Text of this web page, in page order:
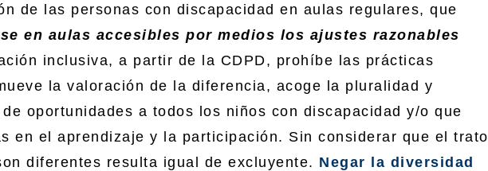
de las personas con discapacidad en aulas regulares, que
en aulas accesibles por medios los ajustes razonables
inclusiva, a partir de la CDPD, prohíbe las prácticas
la valoración de la diferencia, acoge la pluralidad y
oportunidades a todos los niños con discapacidad y/o que
en el aprendizaje y la participación. Sin considerar que el trato
diferentes resulta igual de excluyente. Negar la diversidad